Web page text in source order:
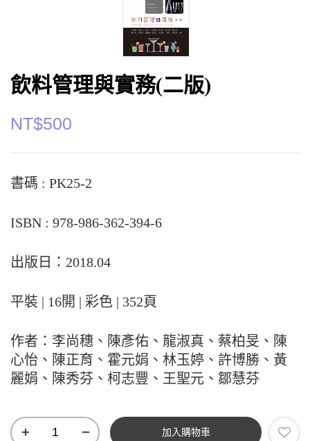
飲料管理與實務(二版)
NT$500
書碼 : PK25-2
ISBN : 978-986-362-394-6
出版日：2018.04
平裝 | 16開 | 彩色 | 352頁
作者：李尚穗、陳彥佑、龍淑真、蔡柏旻、陳
心怡、陳正育、霍元娟、林玉婷、許博勝、黃
麗娟、陳秀芬、柯志豐、王聖元、鄒慧芬
加入購物車